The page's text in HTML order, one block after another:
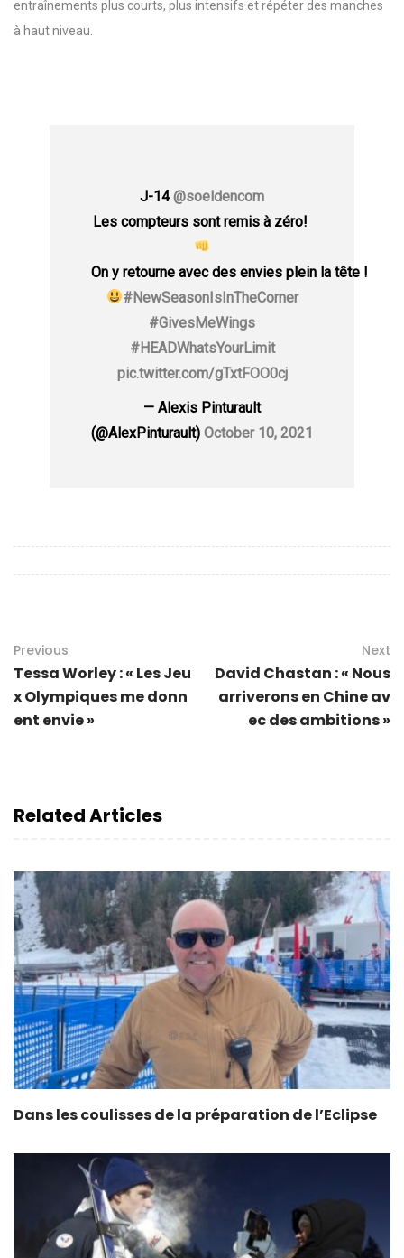
entraînements plus courts, plus intensifs et répéter des manches
à haut niveau.
J-14@soeldencom
Les compteurs sont remis à zéro!
On y retourne avec des envies plein la tête !
#NewSeasonIsInTheCorner
#GivesMeWings
#HEADWhatsYourLimit
pic.twitter.com/gTxtFOO0cj
— Alexis Pinturault
(@AlexPinturault) October 10, 2021
Previous
Tessa Worley : « Les Jeu
x Olympiques me donn
ent envie »
Next
David Chastan : « Nous
arriverons en Chine av
ec des ambitions »
Related Articles
Dans les coulisses de la préparation de l’Eclipse